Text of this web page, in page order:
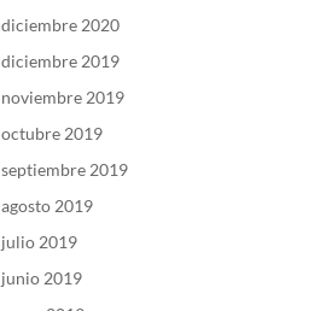
diciembre 2020
diciembre 2019
noviembre 2019
octubre 2019
septiembre 2019
agosto 2019
julio 2019
junio 2019